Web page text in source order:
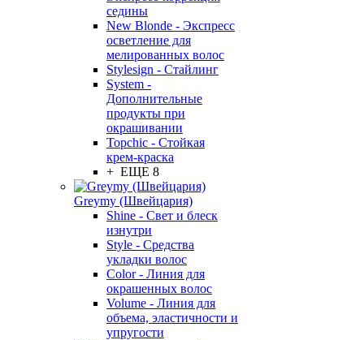
седины
New Blonde - Экспресс
осветление для
мелированных волос
Stylesign - Стайлинг
System -
Дополнительные
продукты при
окрашивании
Topchic - Стойкая
крем-краска
+ ЕЩЕ 8
Greymy (Швейцария)
Shine - Свет и блеск
изнутри
Style - Средства
укладки волос
Color - Линия для
окрашенных волос
Volume - Линия для
объема, эластичности и
упругости